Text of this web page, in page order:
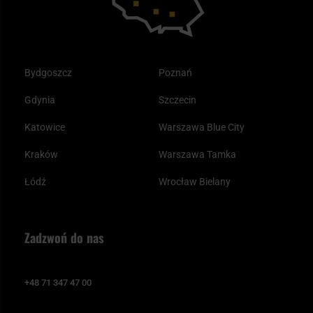
Bydgoszcz
Gdynia
Katowice
Kraków
Łódź
Poznań
Szczecin
Warszawa Blue City
Warszawa Tamka
Wrocław Bielany
Zadzwoń do nas
+48 71 347 47 00